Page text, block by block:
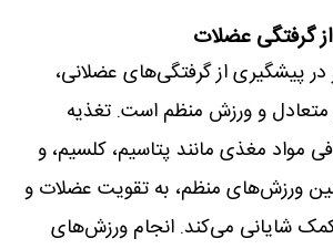
گرفتگی عضلات
در پیشگیری از گرفتگی‌های عضلانی،
متعادل و ورزش منظم است. تغذیه
مواد مغذی مانند پتاسیم، کلسیم، و
ورزش‌های منظم، به تقویت عضلات و
شایانی می‌کند. انجام ورزش‌های